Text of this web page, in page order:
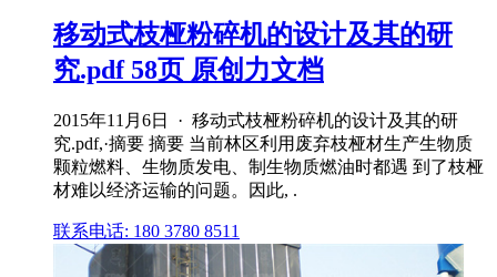
移动式枝桠粉碎机的设计及其的研
究.pdf 58页 原创力文档
2015年11月6日 · 移动式枝桠粉碎机的设计及其的研
究.pdf,·摘要 摘要 当前林区利用废弃枝桠材生产生物质
颗粒燃料、生物质发电、制生物质燃油时都遇 到了枝桠
材难以经济运输的问题。因此, .
联系电话: 180 3780 8511